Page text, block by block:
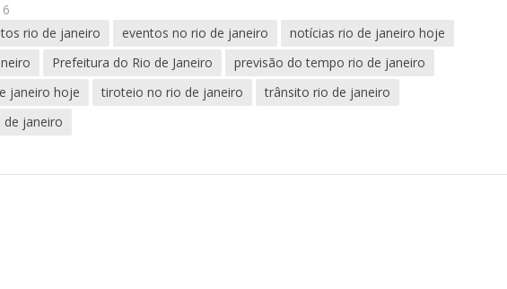
rio de janeiro
eventos no rio de janeiro
notícias rio de janeiro hoje
Prefeitura do Rio de Janeiro
previsão do tempo rio de janeiro
janeiro hoje
tiroteio no rio de janeiro
trânsito rio de janeiro
de janeiro